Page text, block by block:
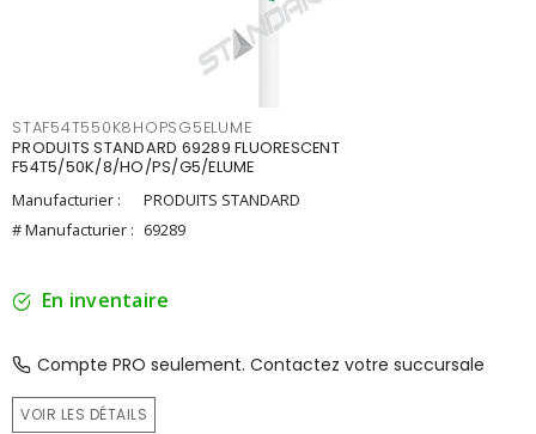
STAF54T550K8HOPSG5ELUME
PRODUITS STANDARD 69289 FLUORESCENT
F54T5/50K/8/HO/PS/G5/ELUME
Manufacturier :
PRODUITS STANDARD
# Manufacturier : 69289
En inventaire
Compte PRO seulement. Contactez votre succursale
VOIR LES DÉTAILS